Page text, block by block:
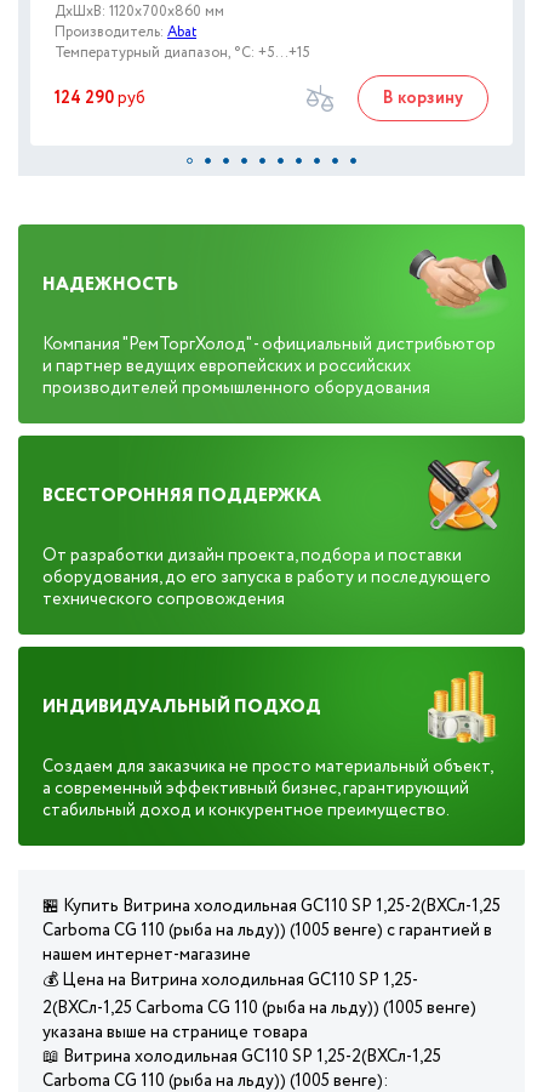
ДxШxВ: 1120x700x860 мм
Производитель: Abat
Температурный диапазон, °C: +5...+15
124 290руб В корзину
НАДЕЖНОСТЬ
Компания "РемТоргХолод" - официальный дистрибьютор
и партнер ведущих европейских и российских
производителей промышленного оборудования
ВСЕСТОРОННЯЯ ПОДДЕРЖКА
От разработки дизайн проекта, подбора и поставки
оборудования, до его запуска в работу и последующего
технического сопровождения
ИНДИВИДУАЛЬНЫЙ ПОДХОД
Создаем для заказчика не просто материальный объект,
а современный эффективный бизнес, гарантирующий
стабильный доход и конкурентное преимущество.
🏪 Купить Витрина холодильная GC110 SP 1,25-2(ВХСл-1,25
Carboma CG 110 (рыба на льду)) (1005 венге) с гарантией в
нашем интернет-магазине
💰 Цена на Витрина холодильная GC110 SP 1,25-
2(ВХСл-1,25 Carboma CG 110 (рыба на льду)) (1005 венге)
указана выше на странице товара
📖 Витрина холодильная GC110 SP 1,25-2(ВХСл-1,25
Carboma CG 110 (рыба на льду)) (1005 венге):